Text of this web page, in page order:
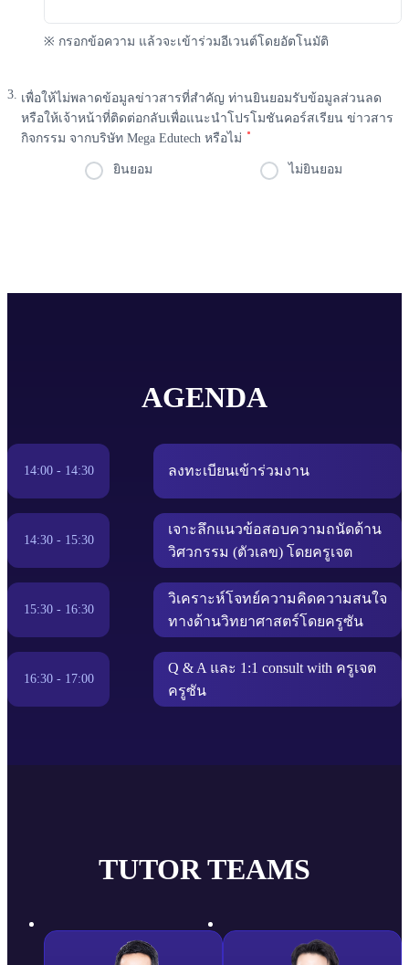
※ กรอกข้อความ แล้วจะเข้าร่วมอีเวนต์โดยอัตโนมัติ
เพื่อให้ไม่พลาดข้อมูลข่าวสารที่สำคัญ ท่านยินยอมรับข้อมูลส่วนลด
หรือให้เจ้าหน้าที่ติดต่อกลับเพื่อแนะนำโปรโมชันคอร์สเรียน ข่าวสาร
กิจกรรม จากบริษัท Mega Edutech หรือไม่
ยินยอม ไม่ยินยอม
AGENDA
14:00 - 14:30 ลงทะเบียนเข้าร่วมงาน
14:30 - 15:30
เจาะลึกแนวข้อสอบความถนัดด้าน
วิศวกรรม (ตัวเลข) โดยครูเจต
15:30 - 16:30
วิเคราะห์โจทย์ความคิดความสนใจ
ทางด้านวิทยาศาสตร์โดยครูซัน
16:30 - 17:00
Q & A และ 1:1 consult with ครูเจต
ครูซัน
TUTOR TEAMS